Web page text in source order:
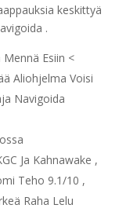
keskittyä
.
Esiin <
Aliohjelma Voisi
Navigoida
Ja Kahnawake ,
Teho 9.1/10 ,
Raha Lelu